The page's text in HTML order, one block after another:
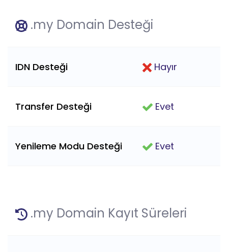
.my Domain Desteği
IDN Desteği Hayır
Transfer Desteği Evet
Yenileme Modu Desteği Evet
.my Domain Kayıt Süreleri